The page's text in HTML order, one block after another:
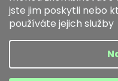
jste jim poskytli nebo
používáte jejich služby
Zásady používání
Moje objednávka